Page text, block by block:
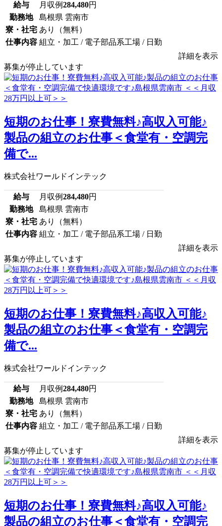
給与 月収例284,480円
勤務地
島根県 雲南市
寮・社宅 あり（無料）
仕事内容 組立・加工 / 電子部品系工場 / 日勤
詳細を表示
募集が停止しています
短期のお仕事！寮費無料♪高収入可能♪
製品の組立のお仕事＜食堂有・空調完
備で...
株式会社ワールドインテック
給与 月収例284,480円
勤務地
島根県 雲南市
寮・社宅 あり（無料）
仕事内容 組立・加工 / 電子部品系工場 / 日勤
詳細を表示
募集が停止しています
短期のお仕事！寮費無料♪高収入可能♪
製品の組立のお仕事＜食堂有・空調完
備で...
株式会社ワールドインテック
給与 月収例284,480円
勤務地
島根県 雲南市
寮・社宅 あり（無料）
仕事内容 組立・加工 / 電子部品系工場 / 日勤
詳細を表示
募集が停止しています
短期のお仕事！寮費無料♪高収入可能♪
製品の組立のお仕事＜食堂有・空調完